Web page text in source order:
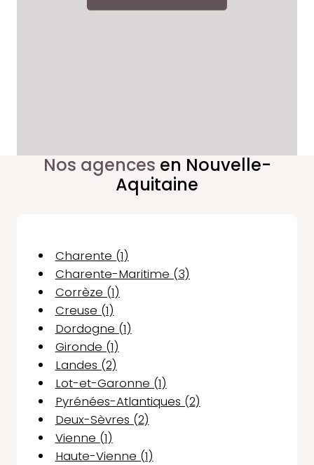
Nos agences en Nouvelle-
Aquitaine
Charente (1)
Charente-Maritime (3)
Corrèze (1)
Creuse (1)
Dordogne (1)
Gironde (1)
Landes (2)
Lot-et-Garonne (1)
Pyrénées-Atlantiques (2)
Deux-Sèvres (2)
Vienne (1)
Haute-Vienne (1)